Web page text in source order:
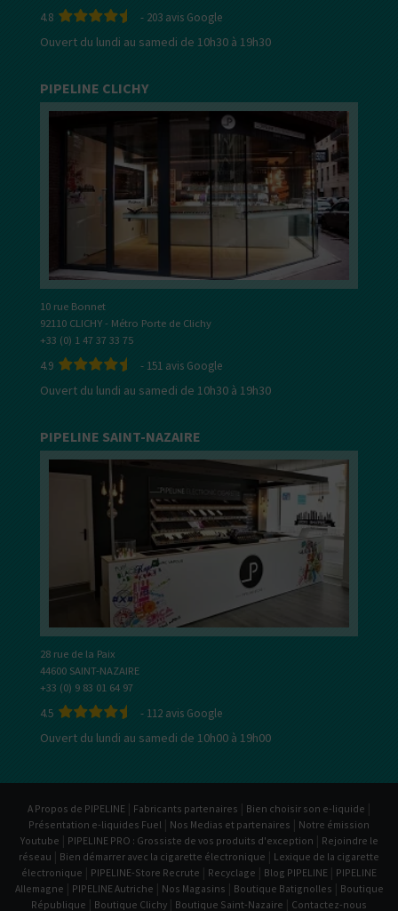
4.8 - 203 avis Google
Ouvert du lundi au samedi de 10h30 à 19h30
PIPELINE CLICHY
10 rue Bonnet
92110 CLICHY - Métro Porte de Clichy
+33 (0) 1 47 37 33 75
4.9 - 151 avis Google
Ouvert du lundi au samedi de 10h30 à 19h30
PIPELINE SAINT-NAZAIRE
28 rue de la Paix
44600 SAINT-NAZAIRE
+33 (0) 9 83 01 64 97
4.5 - 112 avis Google
Ouvert du lundi au samedi de 10h00 à 19h00
A Propos de PIPELINE | Fabricants partenaires | Bien choisir son e-liquide |
Présentation e-liquides Fuel | Nos Medias et partenaires | Notre émission
Youtube | PIPELINE PRO : Grossiste de vos produits d'exception | Rejoindre le
réseau | Bien démarrer avec la cigarette électronique | Lexique de la cigarette
électronique | PIPELINE-Store Recrute | Recyclage | Blog PIPELINE | PIPELINE
Allemagne | PIPELINE Autriche | Nos Magasins | Boutique Batignolles | Boutique
République | Boutique Clichy | Boutique Saint-Nazaire | Contactez-nous